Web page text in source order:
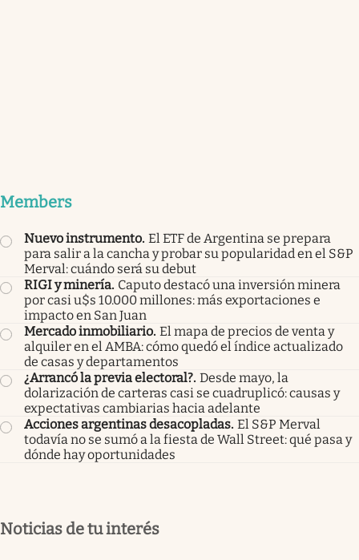
Members
Nuevo instrumento. El ETF de Argentina se prepara
para salir a la cancha y probar su popularidad en el S&P
Merval: cuándo será su debut
RIGI y minería. Caputo destacó una inversión minera
por casi u$s 10.000 millones: más exportaciones e
impacto en San Juan
Mercado inmobiliario. El mapa de precios de venta y
alquiler en el AMBA: cómo quedó el índice actualizado
de casas y departamentos
¿Arrancó la previa electoral?. Desde mayo, la
dolarización de carteras casi se cuadruplicó: causas y
expectativas cambiarias hacia adelante
Acciones argentinas desacopladas. El S&P Merval
todavía no se sumó a la fiesta de Wall Street: qué pasa y
dónde hay oportunidades
Noticias de tu interés